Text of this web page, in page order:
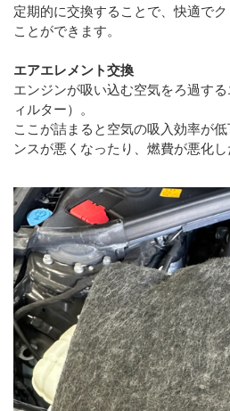
定期的に交換することで、快適で
ことができます。
エアエレメント交換
エンジンが吸い込む空気をろ過す
ィルター）。
ここが詰まると空気の吸入効率が
ンスが悪くなったり、燃費が悪化し